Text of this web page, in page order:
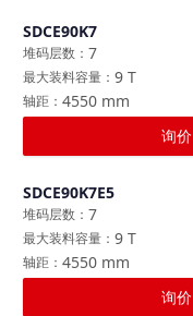
SDCE90K7
7
堆码层数 ：
9 T
最大装料容量 ：
4550 mm
轴距 ：
询价
SDCE90K7E5
7
堆码层数 ：
9 T
最大装料容量 ：
4550 mm
轴距 ：
询价